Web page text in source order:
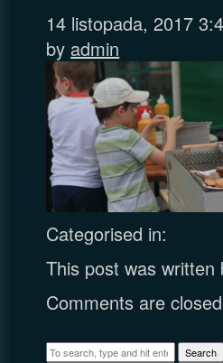
14 listopada, 2017
by admin
Categorised in:
This post was written
Comments are
Search